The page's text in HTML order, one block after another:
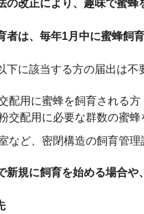
の改正により、趣味で蜜蜂
者は、毎年1月中に蜜蜂飼
下に該当する方の届出は不
配用に蜜蜂を飼育される方
粉交配用に必要な群数の蜜
など、密閉構造の飼育管
新規に飼育を始める場合や